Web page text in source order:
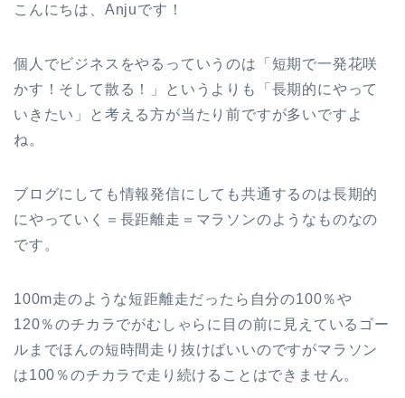
こんにちは、Anjuです！
個人でビジネスをやるっていうのは「短期で一発花咲
かす！そして散る！」というよりも「長期的にやって
いきたい」と考える方が当たり前ですが多いですよ
ね。
ブログにしても情報発信にしても共通するのは長期的
にやっていく＝長距離走＝マラソンのようなものなの
です。
100m走のような短距離走だったら自分の100％や
120％のチカラでがむしゃらに目の前に見えているゴー
ルまでほんの短時間走り抜けばいいのですがマラソン
は100％のチカラで走り続けることはできません。